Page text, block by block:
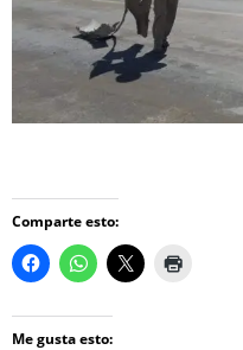
Comparte esto:
Me gusta esto: